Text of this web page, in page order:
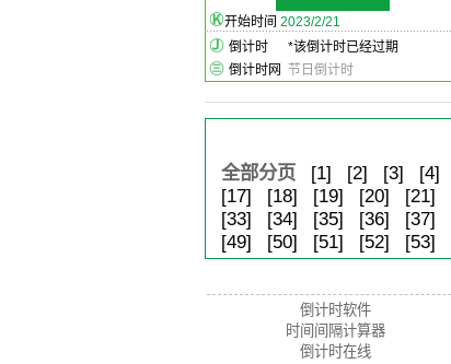
开始时间 2023/2/21
倒计时
*该倒计时已经过期
倒计时网
节日倒计时
全部分页 [1] [2] [3] [4]
[17]
[18] [19] [20] [21]
[33]
[34] [35] [36] [37]
[49]
[50] [51] [52] [53]
倒计时软件
时间间隔计算器
倒计时在线